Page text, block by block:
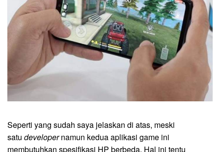
Seperti yang sudah saya jelaskan di atas, meski
satu developernamun kedua aplikasi game ini
membutuhkan spesifikasi HP berbeda. Hal ini tentu